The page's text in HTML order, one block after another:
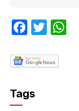
F
c
e
b
o
T
itt
er
Tags